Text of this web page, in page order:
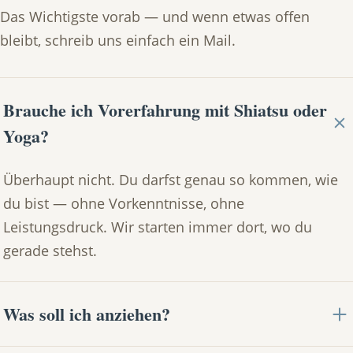
Das Wichtigste vorab — und wenn etwas offen
bleibt, schreib uns einfach ein Mail.
Brauche ich Vorerfahrung mit Shiatsu oder
Yoga?
Überhaupt nicht. Du darfst genau so kommen, wie
du bist — ohne Vorkenntnisse, ohne
Leistungsdruck. Wir starten immer dort, wo du
gerade stehst.
Was soll ich anziehen?